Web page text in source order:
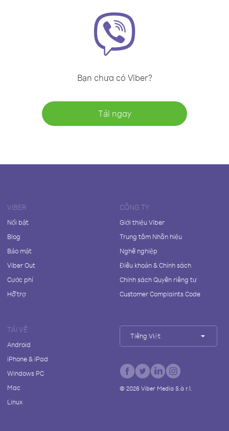
Bạn chưa có Viber?
Tải ngay
VIBER
Nổi bật
Blog
Bảo mật
Viber Out
Cước phí
Hỗ trợ
CÔNG TY
Giới thiệu Viber
Trung tâm Nhãn hiệu
Nghề nghiệp
Điều khoản & Chính sách
Chính sách Quyền riêng tư
Customer Complaints Code
TẢI VỀ
Android
iPhone & iPad
Windows PC
Mac
Linux
Tiếng Việt
© 2026Viber Media S.à r.l.